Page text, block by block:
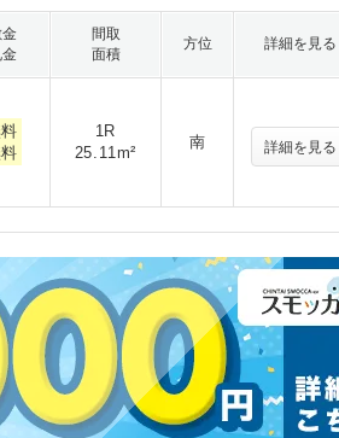
間取
面積
方位 詳細を見る
1R
25.11m²
南 詳細を見る